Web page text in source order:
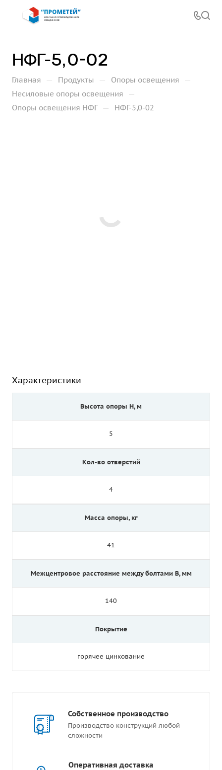
НФГ-5,0-02
Главная — Продукты — Опоры освещения —
Несиловые опоры освещения —
Опоры освещения НФГ — НФГ-5,0-02
Характеристики
Высота опоры Н, м
5
Кол-во отверстий
4
Масса опоры, кг
41
Межцентровое расстояние между болтами B, мм
140
Покрытие
горячее цинкование
Собственное производство
Производство конструкций любой
сложности
Оперативная доставка